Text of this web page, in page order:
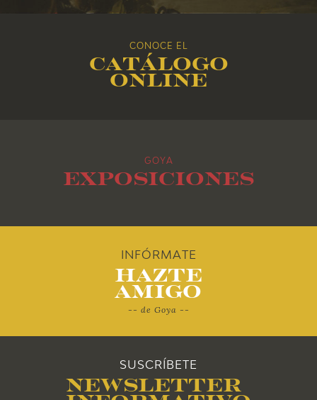
2012
CONOCE EL
Catálogo
online
GOYA
Exposiciones
INFÓRMATE
Hazte
Amigo
-- de Goya --
SUSCRÍBETE
Newsletter